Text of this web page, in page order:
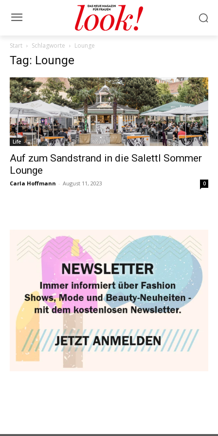
Start Schlagworte Lounge
Tag: Lounge
Life
Auf zum Sandstrand in die Salettl Sommer
Lounge
Carla Hoffmann - August 11, 2023 0